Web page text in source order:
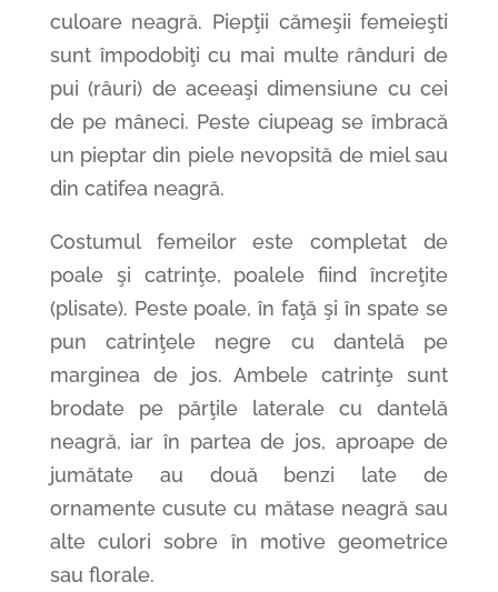
culoare neagră. Piepţii cămeşii femeieşti
sunt împodobiţi cu mai multe rânduri de
pui (râuri) de aceeaşi dimensiune cu cei
de pe mâneci. Peste ciupeag se îmbracă
un pieptar din piele nevopsită de miel sau
din catifea neagră.
Costumul femeilor este completat de
poale şi catrinţe, poalele fiind încreţite
(plisate). Peste poale, în faţă şi în spate se
pun catrinţele negre cu dantelă pe
marginea de jos. Ambele catrinţe sunt
brodate pe părţile laterale cu dantelă
neagră, iar în partea de jos, aproape de
jumătate au două benzi late de
ornamente cusute cu mătase neagră sau
alte culori sobre în motive geometrice
sau florale.